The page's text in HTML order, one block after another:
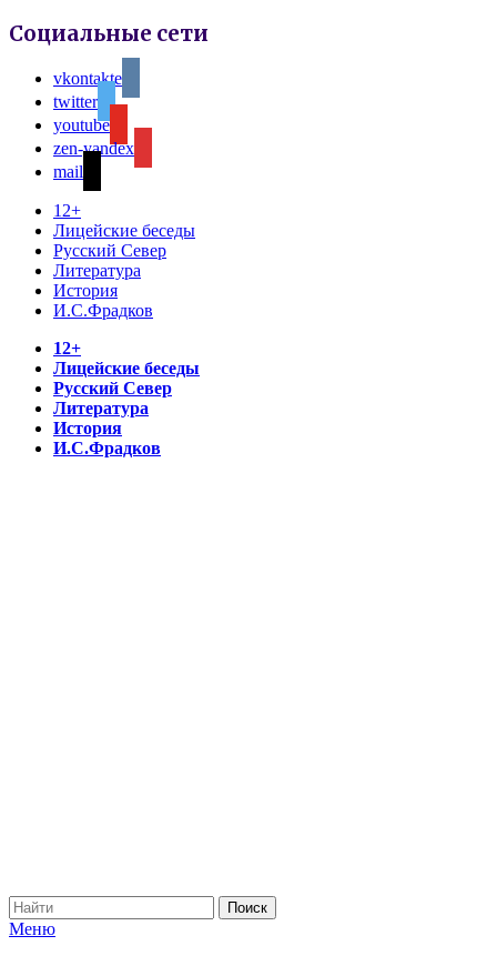
Социальные сети
vkontakte
twitter
youtube
zen-yandex
mail
12+
Лицейские беседы
Русский Север
Литература
История
И.С.Фрадков
12+
Лицейские беседы
Русский Север
Литература
История
И.С.Фрадков
Меню